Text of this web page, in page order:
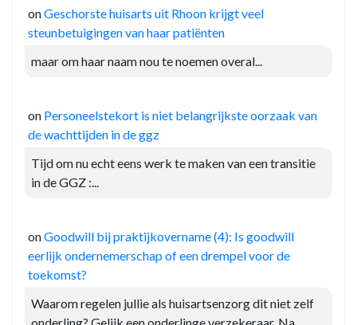
onGeschorste huisarts uit Rhoon krijgt veel
steunbetuigingen van haar patiënten
maar om haar naam nou te noemen overal...
on Personeelstekort is niet belangrijkste oorzaak van
de wachttijden in de ggz
Tijd om nu echt eens werk te maken van een transitie
in de GGZ :...
onGoodwill bij praktijkovername (4): Is goodwill
eerlijk ondernemerschap of een drempel voor de
toekomst?
Waarom regelen jullie als huisartsenzorg dit niet zelf